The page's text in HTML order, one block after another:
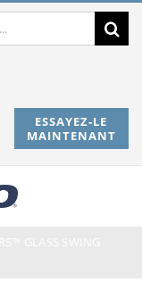
ESSAYEZ-LE
MAINTENANT